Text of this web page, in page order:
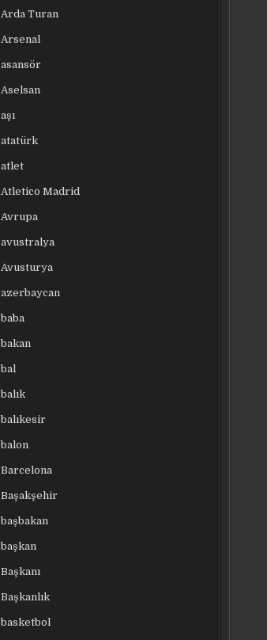
Arda Turan
Arsenal
asansör
Aselsan
aşı
atatürk
atlet
Atletico Madrid
Avrupa
avustralya
Avusturya
azerbaycan
baba
bakan
bal
balık
balıkesir
balon
Barcelona
Başakşehir
başbakan
başkan
Başkanı
Başkanlık
basketbol